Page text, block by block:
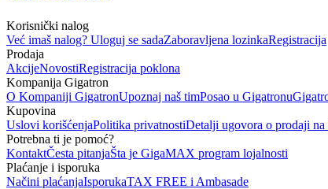
Korisnički nalog
Već imaš nalog? Uloguj se sadaZaboravljena lozinkaRegistracija
Prodaja
AkcijeNovostiRegistracija poklona
Kompanija Gigatron
O Kompaniji GigatronUpoznaj naš timPosao u Gigatronu
Kupovina
Uslovi korišćenjaPolitika privatnostiDetalji ugovora o prodaji na
Potrebna ti je pomoć?
KontaktČesta pitanjaŠta je GigaMAX program lojalnosti
Plaćanje i isporuka
Načini plaćanjaIsporukaTAX FREE i Ambasade